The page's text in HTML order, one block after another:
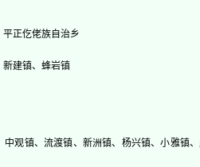
正仡佬族自治乡
建镇、蜂岩镇
观镇、流渡镇、新洲镇、杨兴镇、小雅镇、